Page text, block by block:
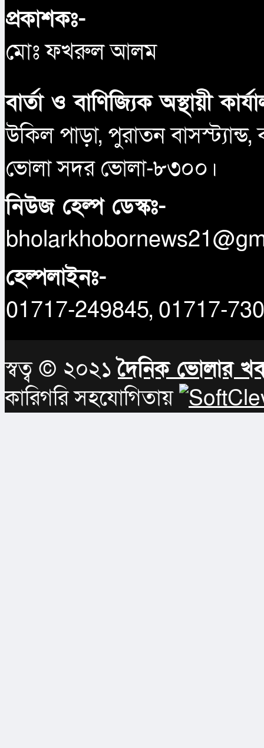
প্রকাশকঃ-
মোঃ ফখরুল আলম
বার্তা ও বাণিজ্যিক অস্থায়ী
উকিল পাড়া, পুরাতন
ভোলা সদর ভোলা-৮৩০০।
নিউজ হেল্প ডেস্কঃ-
হেল্পলাইনঃ-
01717-249845, 01717-
স্বত্ব © ২০২১দৈনিক ভোলার
কারিগরি সহযোগিতায়